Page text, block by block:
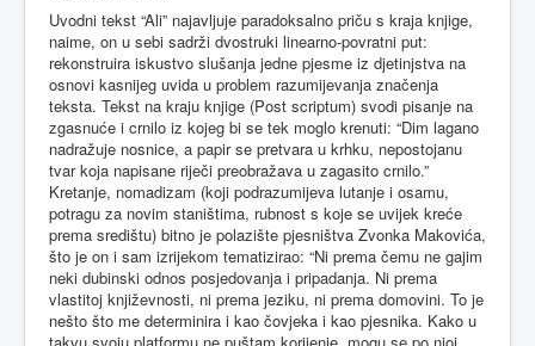
Uvodni tekst “Ali” najavljuje paradoksalno priču s kraja knjige,
naime, on u sebi sadrži dvostruki linearno-povratni put:
rekonstruira iskustvo slušanja jedne pjesme iz djetinjstva na
osnovi kasnijeg uvida u problem razumijevanja značenja
teksta. Tekst na kraju knjige (Post scriptum) svodi pisanje na
zgasnuće i crnilo iz kojeg bi se tek moglo krenuti: “Dim lagano
nadražuje nosnice, a papir se pretvara u krhku, nepostojanu
tvar koja napisane riječi preobražava u zagasito crnilo.”
Kretanje, nomadizam (koji podrazumijeva lutanje i osamu,
potragu za novim staništima, rubnost s koje se uvijek kreće
prema središtu) bitno je polazište pjesništva Zvonka Makovića,
što je on i sam izrijekom tematizirao: “Ni prema čemu ne gajim
neki dubinski odnos posjedovanja i pripadanja. Ni prema
vlastitoj književnosti, ni prema jeziku, ni prema domovini. To je
nešto što me determinira i kao čovjeka i kao pjesnika. Kako u